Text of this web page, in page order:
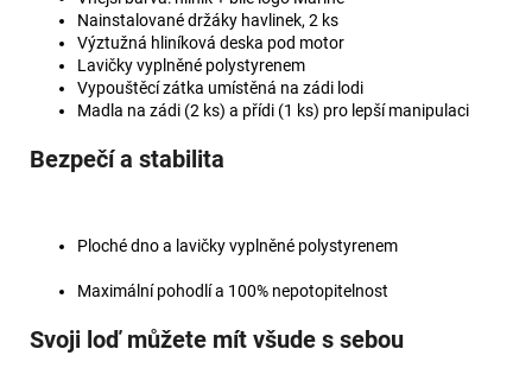
Nainstalované držáky havlinek, 2 ks
Výztužná hliníková deska pod motor
Lavičky vyplněné polystyrenem
Vypouštěcí zátka umístěná na zádi lodi
Madla na zádi (2 ks) a přídi (1 ks) pro lepší manipulaci
Bezpečí a stabilita
Ploché dno a lavičky vyplněné polystyrenem
Maximální pohodlí a 100% nepotopitelnost
Svoji loď můžete mít všude s sebou